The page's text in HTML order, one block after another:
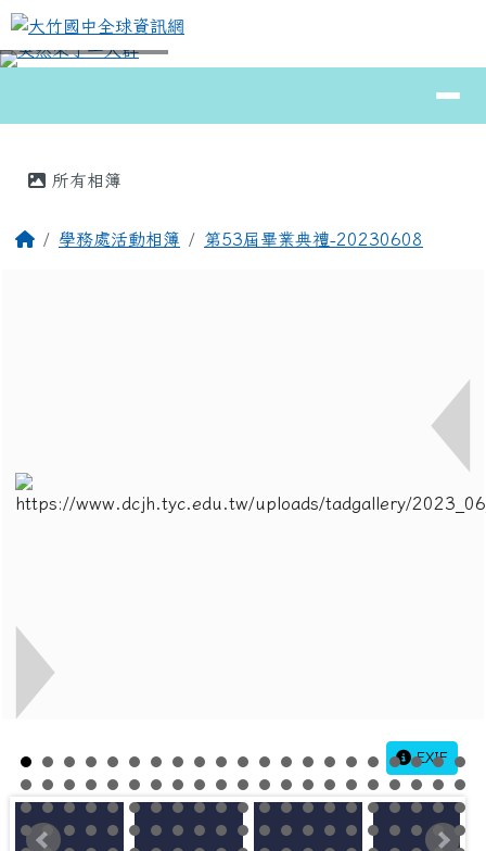
跳至主內容區
大竹國中全球資訊網
⏸
所有相簿
回首頁學務處活動相簿 第53屆畢業典禮-20230608
EXIF